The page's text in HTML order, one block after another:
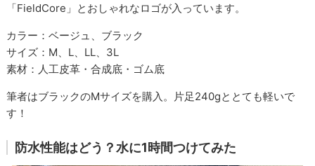
「FieldCore」とおしゃれなロゴが入っています。
カラー：ベージュ、ブラック
サイズ：M、L、LL、3L
素材：人工皮革・合成底・ゴム底
筆者はブラックのMサイズを購入。片足240gととても軽いで
す！
防水性能はどう？水に1時間つけてみた